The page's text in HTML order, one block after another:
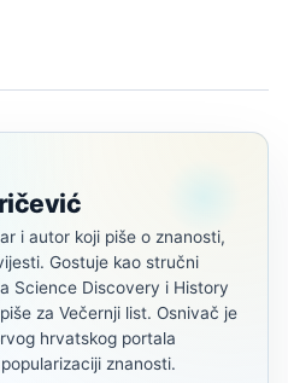
i autor koji piše o znanosti,
Gostuje kao stručni
Science Discovery i History
za Večernji list. Osnivač je
hrvatskog portala
znanosti.